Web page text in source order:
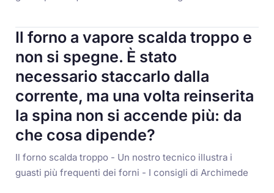
Il forno a vapore scalda troppo e
non si spegne. È stato
necessario staccarlo dalla
corrente, ma una volta reinserita
la spina non si accende più: da
che cosa dipende?
Il forno scalda troppo - Un nostro tecnico illustra i
guasti più frequenti dei forni - I consigli di Archimede